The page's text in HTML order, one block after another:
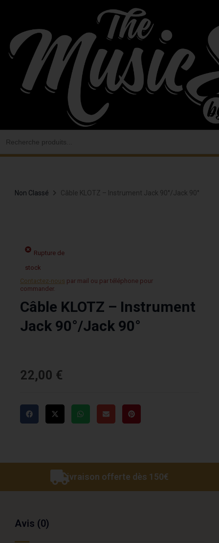
contenu
Non Classé Câble KLOTZ – Instrument Jack 90°/Jack 90°
Rupture de
stock
Contactez-nous par mail ou par téléphone pour
commander.
Câble KLOTZ – Instrument
Jack 90°/Jack 90°
22,00 €
Livraison offerte dès 150€
Avis (0)